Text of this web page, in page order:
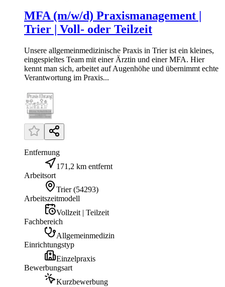
MFA (m/w/d) Praxismanagement |
Trier | Voll- oder Teilzeit
Unsere allgemeinmedizinische Praxis in Trier ist ein kleines,
eingespieltes Team mit einer Ärztin und einer MFA. Hier
kennt man sich, arbeitet auf Augenhöhe und übernimmt echte
Verantwortung im Praxis...
Entfernung
171,2 km entfernt
Arbeitsort
Trier (54293)
Arbeitszeitmodell
Vollzeit | Teilzeit
Fachbereich
Allgemeinmedizin
Einrichtungstyp
Einzelpraxis
Bewerbungsart
Kurzbewerbung